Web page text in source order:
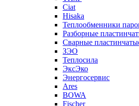
Ciat
Hisaka
Теплообменники
Разборные
Сварные
ЗЭО
Теплосила
ЭксЭко
Энергосервис
Ares
BOWA
Fischer